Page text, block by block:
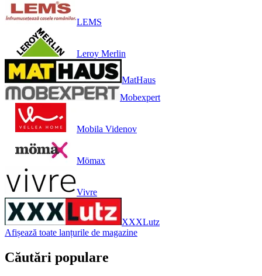
LEMS
Leroy Merlin
MatHaus
Mobexpert
Mobila Videnov
Mömax
Vivre
XXXLutz
Afișează toate lanțurile de magazine
Căutări populare